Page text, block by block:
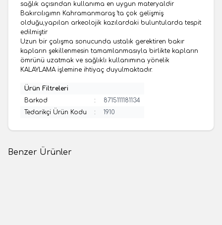
sağlık açısından kullanıma en uygun materyaldir
Bakırcılıgımn Kahramanmaraş 'ta çok gelişmiş
olduğu,yapılan arkeolojik kazılardaki buluntularda tespit
edilmiştir
Uzun bir çalışma sonucunda ustalık gerektiren bakır
kapların şekillenmesin tamamlanmasıyla birlikte kapların
ömrünü uzatmak ve sağlıklı kullanımına yönelik
KALAYLAMA işlemine ihtiyaç duyulmaktadır.
Ürün Filtreleri
Barkod
:
8715111181134
Tedarikçi Ürün Kodu
: 1910
Benzer Ürünler